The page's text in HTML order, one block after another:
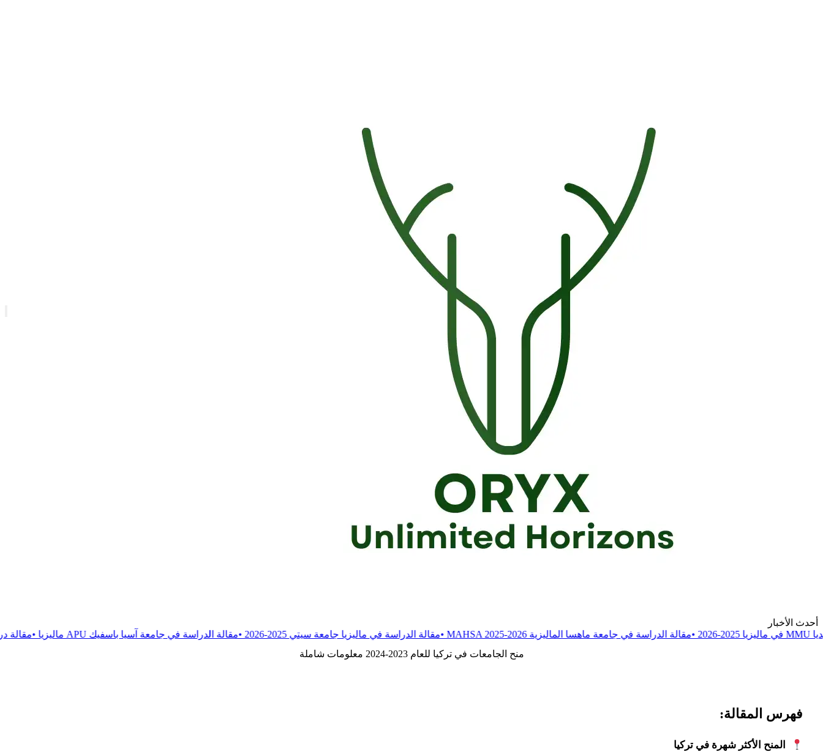
أحدث الأخبار
•مقالة الدراسة في جامعة ماهسا الماليزية MAHSA 2025-2026 •مقالة الدراسة في ماليزيا جامعة سيتي 2025-2026 •مقالة الدراسة في جامعة آسيا باسفيك APU ماليزيا •مقالة دراسة العلاج
منح الجامعات في تركيا للعام 2023-2024 معلومات شاملة
فهرس المقالة:
المنح الأكثر شهرة في تركيا